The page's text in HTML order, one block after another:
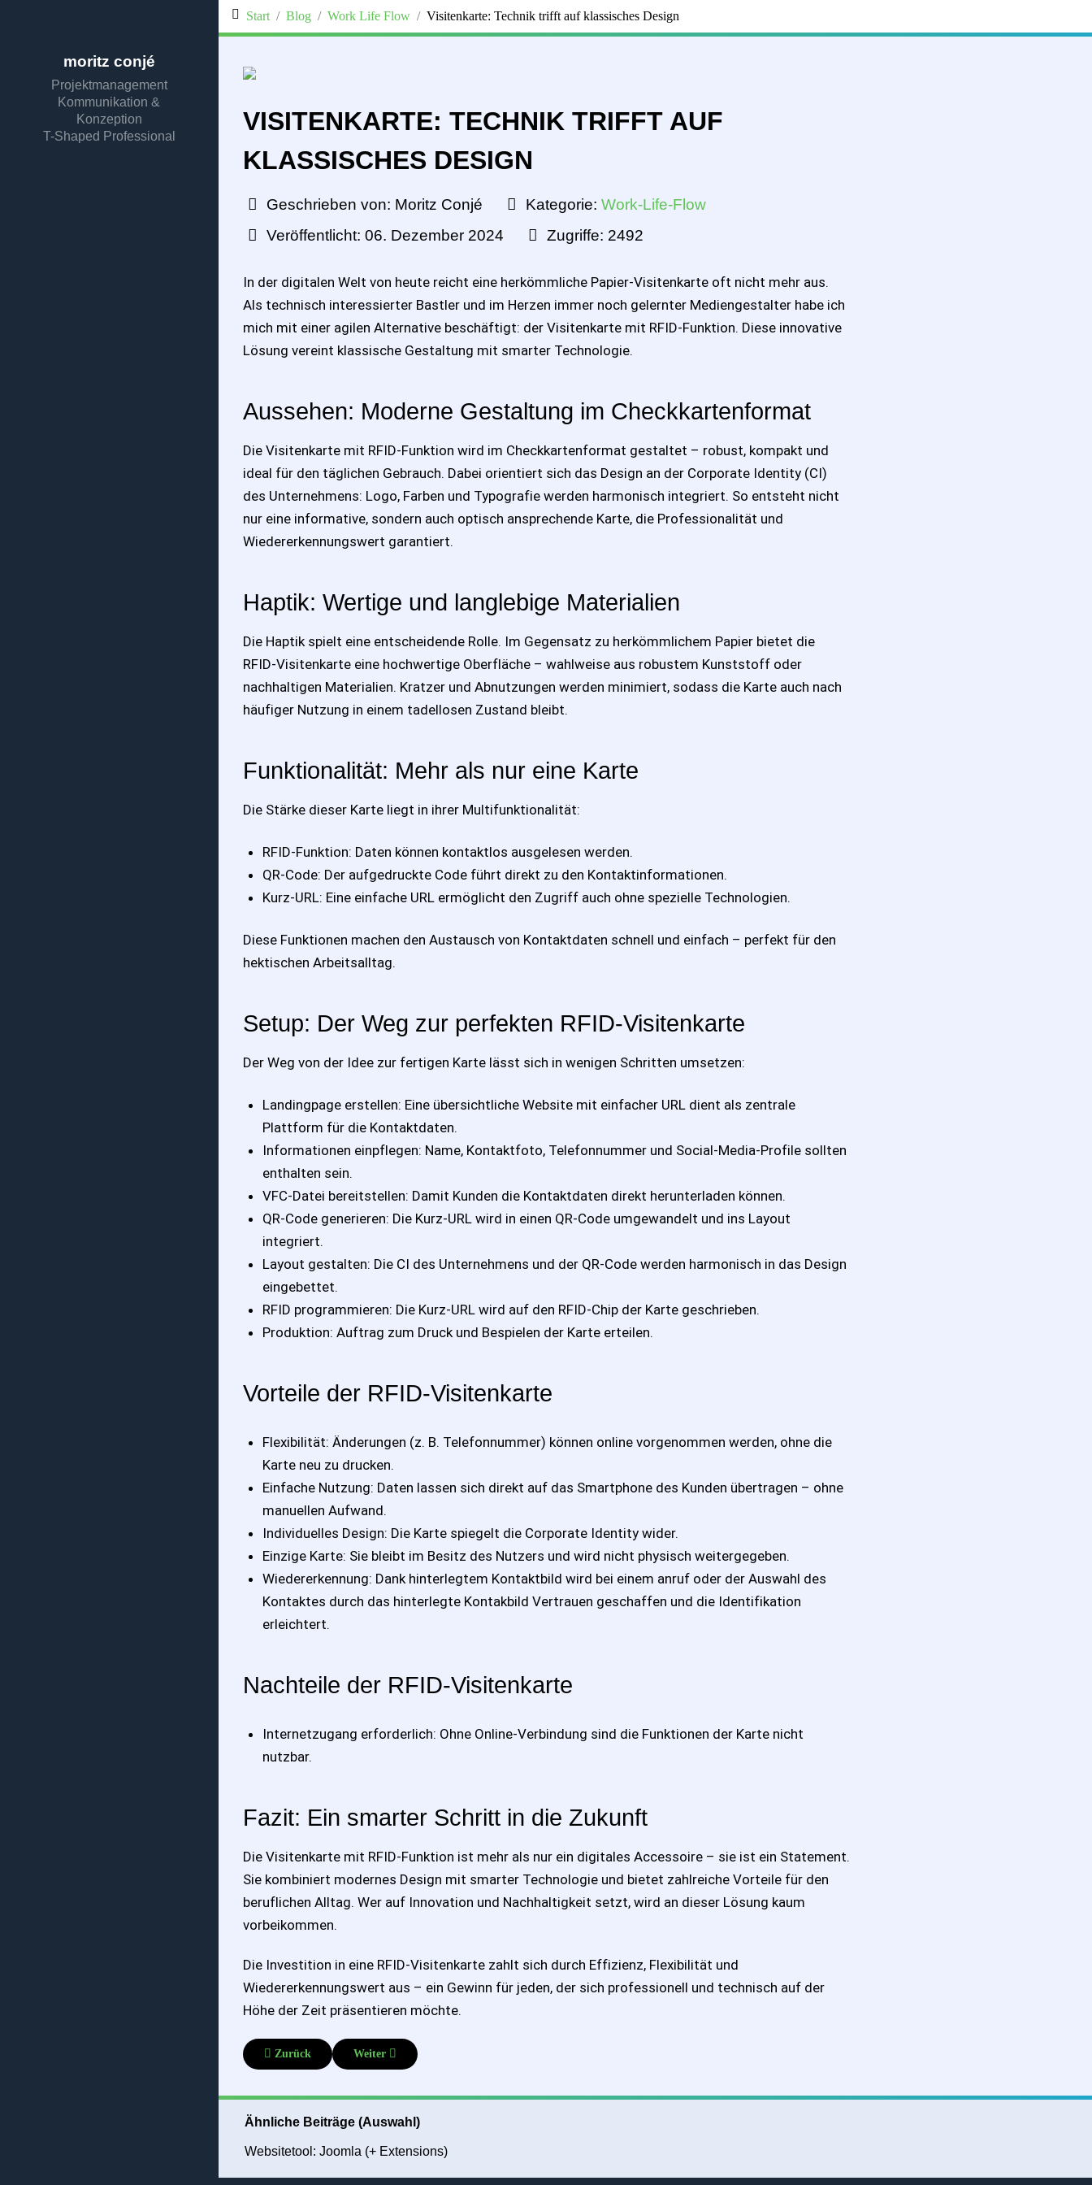
moritz conjé
Projektmanagement
Kommunikation &
Konzeption
T-Shaped Professional
Start Blog Work Life Flow Visitenkarte: Technik trifft auf klassisches Design
VISITENKARTE: TECHNIK TRIFFT AUF
KLASSISCHES DESIGN
Geschrieben von: Moritz Conjé Kategorie: Work-Life-Flow
Veröffentlicht: 06. Dezember 2024
Zugriffe: 2492
In der digitalen Welt von heute reicht eine herkömmliche Papier-Visitenkarte oft nicht mehr aus.
Als technisch interessierter Bastler und im Herzen immer noch gelernter Mediengestalter habe ich
mich mit einer agilen Alternative beschäftigt: der Visitenkarte mit RFID-Funktion. Diese innovative
Lösung vereint klassische Gestaltung mit smarter Technologie.
Aussehen: Moderne Gestaltung im Checkkartenformat
Die Visitenkarte mit RFID-Funktion wird im Checkkartenformat gestaltet – robust, kompakt und
ideal für den täglichen Gebrauch. Dabei orientiert sich das Design an der Corporate Identity (CI)
des Unternehmens: Logo, Farben und Typografie werden harmonisch integriert. So entsteht nicht
nur eine informative, sondern auch optisch ansprechende Karte, die Professionalität und
Wiedererkennungswert garantiert.
Haptik: Wertige und langlebige Materialien
Die Haptik spielt eine entscheidende Rolle. Im Gegensatz zu herkömmlichem Papier bietet die
RFID-Visitenkarte eine hochwertige Oberfläche – wahlweise aus robustem Kunststoff oder
nachhaltigen Materialien. Kratzer und Abnutzungen werden minimiert, sodass die Karte auch nach
häufiger Nutzung in einem tadellosen Zustand bleibt.
Funktionalität: Mehr als nur eine Karte
Die Stärke dieser Karte liegt in ihrer Multifunktionalität:
RFID-Funktion: Daten können kontaktlos ausgelesen werden.
QR-Code: Der aufgedruckte Code führt direkt zu den Kontaktinformationen.
Kurz-URL: Eine einfache URL ermöglicht den Zugriff auch ohne spezielle Technologien.
Diese Funktionen machen den Austausch von Kontaktdaten schnell und einfach – perfekt für den
hektischen Arbeitsalltag.
Setup: Der Weg zur perfekten RFID-Visitenkarte
Der Weg von der Idee zur fertigen Karte lässt sich in wenigen Schritten umsetzen:
Landingpage erstellen: Eine übersichtliche Website mit einfacher URL dient als zentrale
Plattform für die Kontaktdaten.
Informationen einpflegen: Name, Kontaktfoto, Telefonnummer und Social-Media-Profile sollten
enthalten sein.
VFC-Datei bereitstellen: Damit Kunden die Kontaktdaten direkt herunterladen können.
QR-Code generieren: Die Kurz-URL wird in einen QR-Code umgewandelt und ins Layout
integriert.
Layout gestalten: Die CI des Unternehmens und der QR-Code werden harmonisch in das Design
eingebettet.
RFID programmieren: Die Kurz-URL wird auf den RFID-Chip der Karte geschrieben.
Produktion: Auftrag zum Druck und Bespielen der Karte erteilen.
Vorteile der RFID-Visitenkarte
Flexibilität: Änderungen (z. B. Telefonnummer) können online vorgenommen werden, ohne die
Karte neu zu drucken.
Einfache Nutzung: Daten lassen sich direkt auf das Smartphone des Kunden übertragen – ohne
manuellen Aufwand.
Individuelles Design: Die Karte spiegelt die Corporate Identity wider.
Einzige Karte: Sie bleibt im Besitz des Nutzers und wird nicht physisch weitergegeben.
Wiedererkennung: Dank hinterlegtem Kontaktbild wird bei einem anruf oder der Auswahl des
Kontaktes durch das hinterlegte Kontakbild Vertrauen geschaffen und die Identifikation
erleichtert.
Nachteile der RFID-Visitenkarte
Internetzugang erforderlich: Ohne Online-Verbindung sind die Funktionen der Karte nicht
nutzbar.
Fazit: Ein smarter Schritt in die Zukunft
Die Visitenkarte mit RFID-Funktion ist mehr als nur ein digitales Accessoire – sie ist ein Statement.
Sie kombiniert modernes Design mit smarter Technologie und bietet zahlreiche Vorteile für den
beruflichen Alltag. Wer auf Innovation und Nachhaltigkeit setzt, wird an dieser Lösung kaum
vorbeikommen.
Die Investition in eine RFID-Visitenkarte zahlt sich durch Effizienz, Flexibilität und
Wiedererkennungswert aus – ein Gewinn für jeden, der sich professionell und technisch auf der
Höhe der Zeit präsentieren möchte.
Vorheriger Beitrag: Android Auto: Samsung Tablet als Headunit für das Auto
Zurück Nächster Beitrag: Nuwa Pen – Schreiben für die Zukunft (Update)
Weiter
Ähnliche Beiträge (Auswahl)
Websitetool: Joomla (+ Extensions)